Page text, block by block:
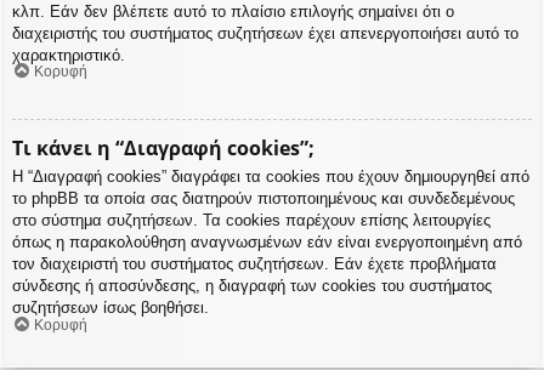
κλπ. Εάν δεν βλέπετε αυτό το πλαίσιο επιλογής σημαίνει ότι ο
διαχειριστής του συστήματος συζητήσεων έχει απενεργοποιήσει αυτό το
χαρακτηριστικό.
Κορυφή
Τι κάνει η “Διαγραφή cookies”;
Η “Διαγραφή cookies” διαγράφει τα cookies που έχουν δημιουργηθεί από
το phpBB τα οποία σας διατηρούν πιστοποιημένους και συνδεδεμένους
στο σύστημα συζητήσεων. Τα cookies παρέχουν επίσης λειτουργίες
όπως η παρακολούθηση αναγνωσμένων εάν είναι ενεργοποιημένη από
τον διαχειριστή του συστήματος συζητήσεων. Εάν έχετε προβλήματα
σύνδεσης ή αποσύνδεσης, η διαγραφή των cookies του συστήματος
συζητήσεων ίσως βοηθήσει.
Κορυφή